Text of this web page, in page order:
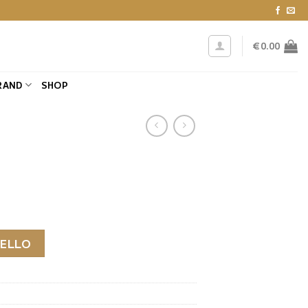
€0.00
SHOP